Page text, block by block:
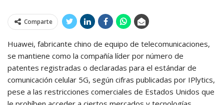
Comparte
Huawei, fabricante chino de equipo de telecomunicaciones,
se mantiene como la compañía líder por número de
patentes registradas o declaradas para el estándar de
comunicación celular 5G, según cifras publicadas por IPlytics,
pese a las restricciones comerciales de Estados Unidos que